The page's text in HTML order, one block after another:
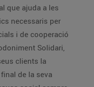
que ajuda a les
necessaris per
i de cooperació
Solidari,
clients la
de la seva